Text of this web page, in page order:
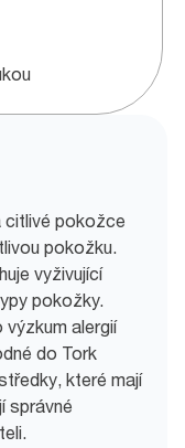
citlivé pokožce
pokožku.
vyživující
pokožky.
alergií
do Tork
které mají
správné